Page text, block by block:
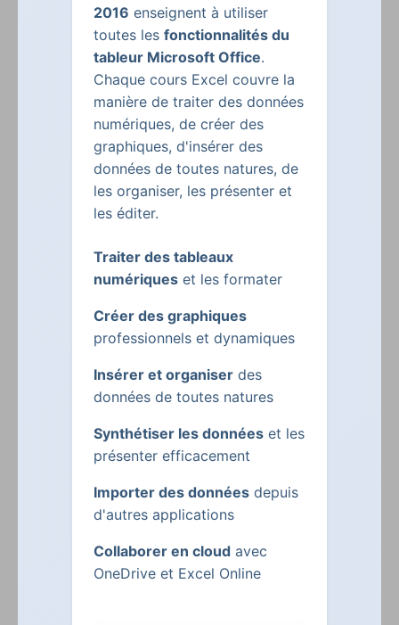
2016 enseignent à utiliser
toutes les fonctionnalités du
tableur Microsoft Office.
Chaque cours Excel couvre la
manière de traiter des données
numériques, de créer des
graphiques, d'insérer des
données de toutes natures, de
les organiser, les présenter et
les éditer.
Traiter des tableaux
numériques et les formater
Créer des graphiques
professionnels et dynamiques
Insérer et organiser des
données de toutes natures
Synthétiser les données et les
présenter efficacement
Importer des données depuis
d'autres applications
Collaborer en cloud avec
OneDrive et Excel Online